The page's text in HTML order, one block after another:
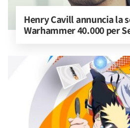
Henry Cavill annuncia la
Warhammer 40.000 per